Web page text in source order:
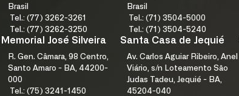
Brasil
Tel.: (77) 3262-3261
Tel.: (77) 3262-3250
Brasil
Tel.: (71) 3504-5000
Tel.: (71) 3504-5240
Memorial José Silveira
R. Gen. Câmara, 98 Centro,
Santo Amaro - BA, 44200-
000
Tel.: (75) 3241-1450
Santa Casa de Jequié
Av. Carlos Aguiar Ribeiro, Anel
Viário, s/n Loteamento São
Judas Tadeu, Jequié - BA,
45204-040